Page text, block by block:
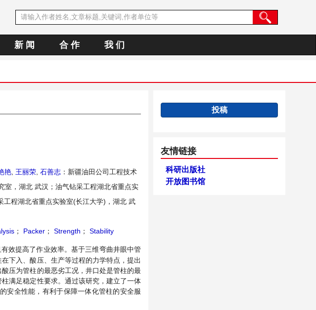
新 闻 合 作 我 们
艳 王丽荣 石善志 ：新疆油田公司工程技术
室，湖北 武汉；油气钻采工程湖北省重点实
工程湖北省重点实验室(长江大学)，湖北 武
； Packer ； Strength ； Stability
效提高了作业效率。基于三维弯曲井眼中管
下入、酸压、生产等过程的力学特点，提出
压为管柱的最恶劣工况，井口处是管柱的最
满足稳定性要求。通过该研究，建立了一体
安全性能，有利于保障一体化管柱的安全服
投稿
友情链接
科研出版社
开放图书馆